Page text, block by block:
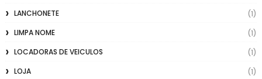
LANCHONETE
(1)
LIMPA NOME
(1)
LOCADORAS DE VEICULOS
(1)
LOJA
(1)